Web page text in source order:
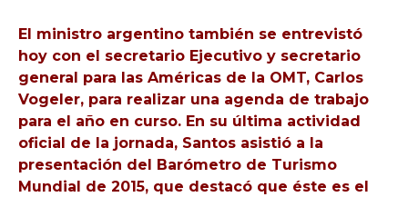
El ministro argentino también se entrevistó
hoy con el secretario Ejecutivo y secretario
general para las Américas de la OMT, Carlos
Vogeler, para realizar una agenda de trabajo
para el año en curso. En su última actividad
oficial de la jornada, Santos asistió a la
presentación del Barómetro de Turismo
Mundial de 2015, que destacó que éste es el